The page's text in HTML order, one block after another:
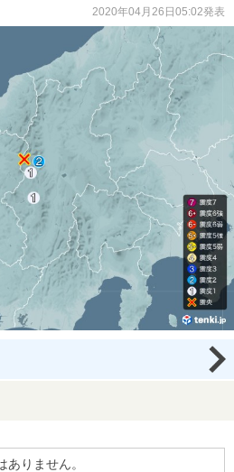
2020年04月26日05:02発表
りません。